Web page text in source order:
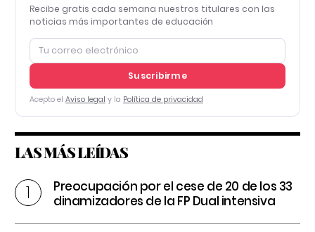
Recibe gratis cada semana nuestros titulares con las
noticias más importantes de educación
Suscribirme
Acepto el Aviso legal y la Política de privacidad
LAS MÁS LEÍDAS
Preocupación por el cese de 20 de los 33
dinamizadores de la FP Dual intensiva